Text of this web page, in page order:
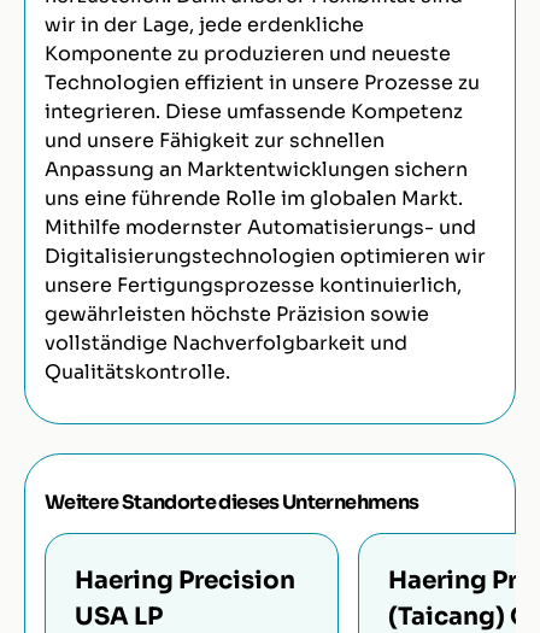
wir in der Lage, jede erdenkliche
Komponente zu produzieren und neueste
Technologien effizient in unsere Prozesse zu
integrieren. Diese umfassende Kompetenz
und unsere Fähigkeit zur schnellen
Anpassung an Marktentwicklungen sichern
uns eine führende Rolle im globalen Markt.
Mithilfe modernster Automatisierungs- und
Digitalisierungstechnologien optimieren wir
unsere Fertigungsprozesse kontinuierlich,
gewährleisten höchste Präzision sowie
vollständige Nachverfolgbarkeit und
Qualitätskontrolle.
Weitere Standorte dieses Unternehmens
Haering Precision
USA LP
Haering
(Taicang)